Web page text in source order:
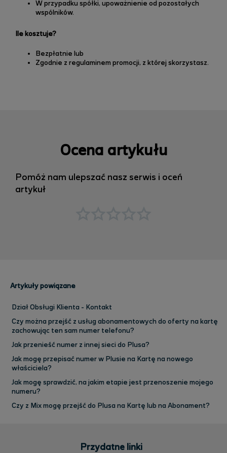
W przypadku spółki, upoważnienie od pozostałych
wspólników.
Ile kosztuje?
Bezpłatnie lub
Zgodnie z regulaminem promocji, z której skorzystasz.
Ocena artykułu
Pomóż nam ulepszać nasz serwis i oceń
artykuł
Artykuły powiązane
Dział Obsługi Klienta - Kontakt
Czy można przejść z usług abonamentowych do oferty na kartę
zachowując ten sam numer telefonu?
Jak przenieść numer z innej sieci do Plusa?
Jak mogę przepisać numer w Plusie na Kartę na nowego
właściciela?
Jak mogę sprawdzić, na jakim etapie jest przenoszenie mojego
numeru?
Czy z Mix mogę przejść do Plusa na Kartę lub na Abonament?
Przydatne linki